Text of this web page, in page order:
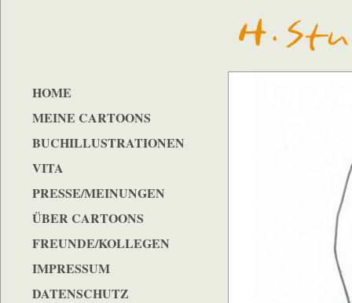
HOME
MEINE CARTOONS
BUCHILLUSTRATIONEN
VITA
PRESSE/MEINUNGEN
ÜBER CARTOONS
FREUNDE/KOLLEGEN
IMPRESSUM
DATENSCHUTZ